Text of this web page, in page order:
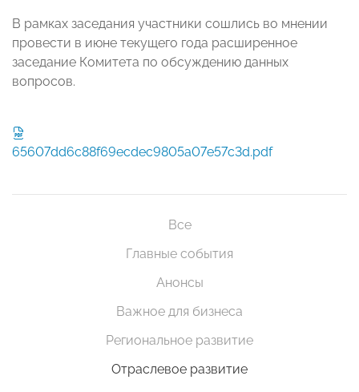
В рамках заседания участники сошлись во мнении
провести в июне текущего года расширенное
заседание Комитета по обсуждению данных
вопросов.
65607dd6c88f69ecdec9805a07e57c3d.pdf
Все
Главные события
Анонсы
Важное для бизнеса
Региональное развитие
Отраслевое развитие